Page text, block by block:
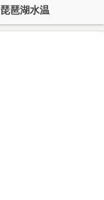
琵琶湖水温